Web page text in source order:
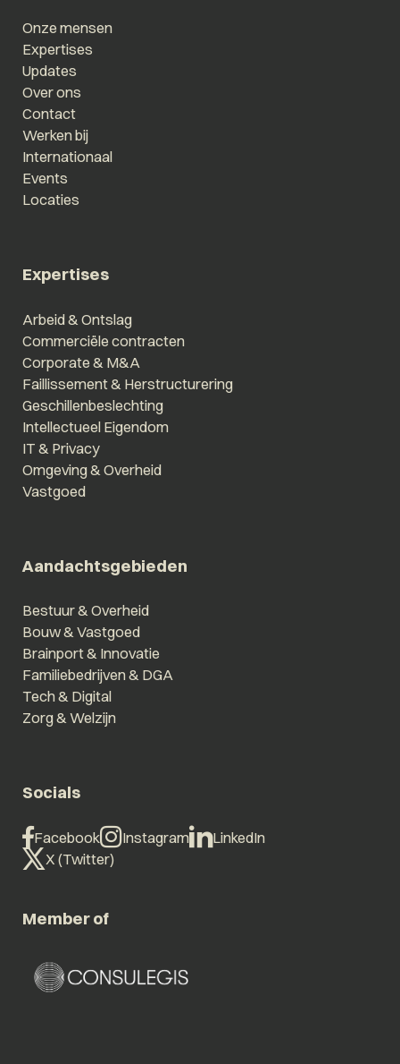
Onze mensen
Expertises
Updates
Over ons
Contact
Werken bij
Internationaal
Events
Locaties
Expertises
Arbeid & Ontslag
Commerciële contracten
Corporate & M&A
Faillissement & Herstructurering
Geschillenbeslechting
Intellectueel Eigendom
IT & Privacy
Omgeving & Overheid
Vastgoed
Aandachtsgebieden
Bestuur & Overheid
Bouw & Vastgoed
Brainport & Innovatie
Familiebedrijven & DGA
Tech & Digital
Zorg & Welzijn
Socials
Facebook Instagram
LinkedIn
X (Twitter)
Member of